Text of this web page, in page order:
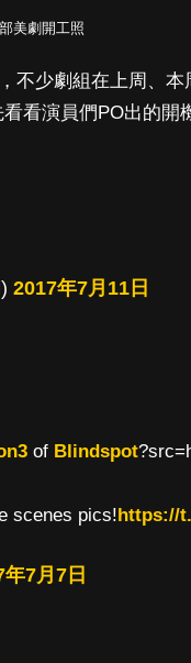
不少劇組在上周、
看演員們PO出的開
2017年7月11日
of Blindspot
scenes pics!https://
7月7日